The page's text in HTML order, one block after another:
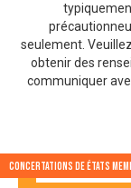
seulement.
obtenir des
communiquer
Concertations de États